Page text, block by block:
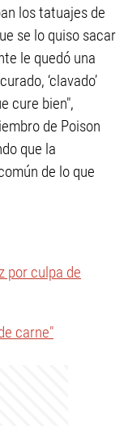
los tatuajes de
se lo quiso sacar
le quedó una
‘clavado’
cure bien",
de Poison
que la
de lo que
por culpa de
carne"